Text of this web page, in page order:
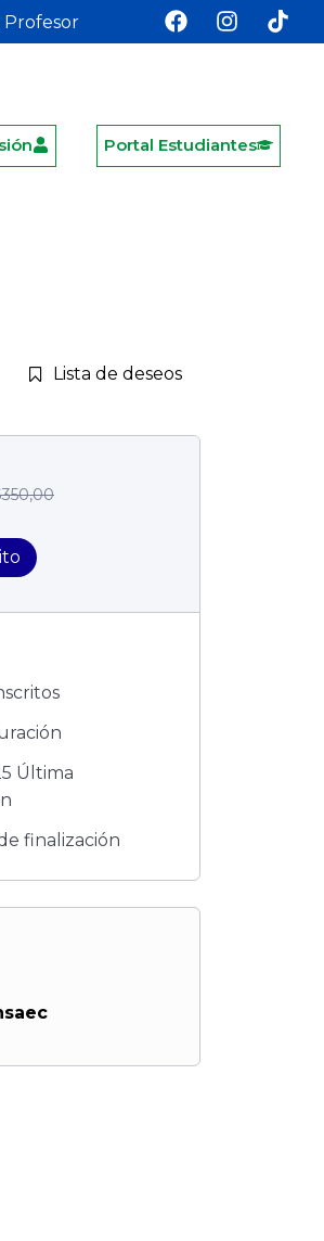
Profesor
Portal Estudiantes
Lista de deseos
350,00
Última
finalización